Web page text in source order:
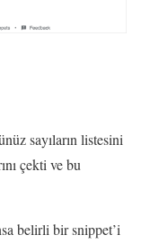
sayıların listesini
çekti ve bu
belirli bir snippet’i